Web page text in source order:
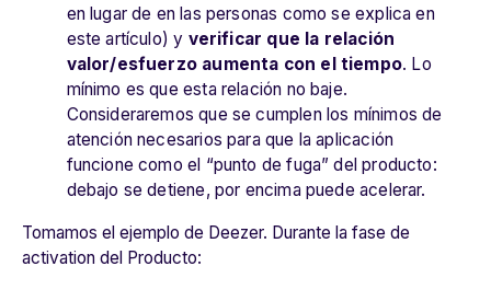
en lugar de en las personas como se explica en
este artículo) y verificar que la relación
valor/esfuerzo aumenta con el tiempo. Lo
mínimo es que esta relación no baje.
Consideraremos que se cumplen los mínimos de
atención necesarios para que la aplicación
funcione como el “punto de fuga” del producto:
debajo se detiene, por encima puede acelerar.
Tomamos el ejemplo de Deezer. Durante la fase de
activation del Producto: